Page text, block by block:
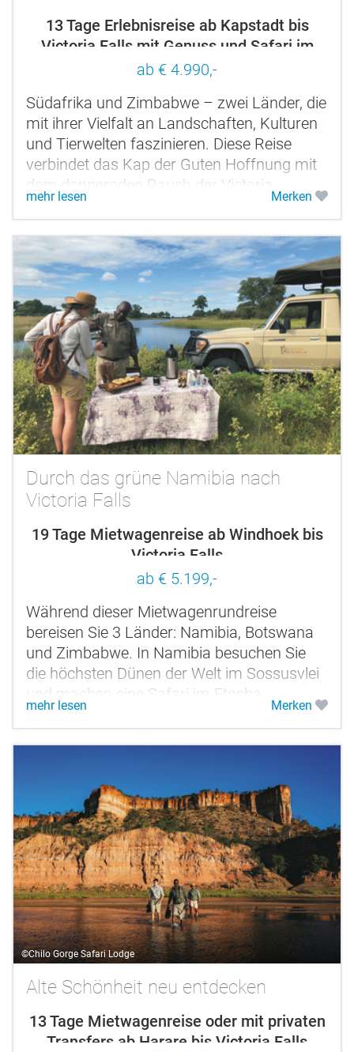
13 Tage Erlebnisreise ab Kapstadt bis
Victoria Falls mit Genuss und Safari im
südlichen Afrika
ab € 4.990,-
Südafrika und Zimbabwe – zwei Länder, die
mit ihrer Vielfalt an Landschaften, Kulturen
und Tierwelten faszinieren. Diese Reise
verbindet das Kap der Guten Hoffnung mit
dem donnernden Rauch der Victoria
Wasserfälle und den unberührten...
mehr lesen Merken
Durch das grüne Namibia nach
Victoria Falls
19 Tage Mietwagenreise ab Windhoek bis
Victoria Falls
ab € 5.199,-
Während dieser Mietwagenrundreise
bereisen Sie 3 Länder: Namibia, Botswana
und Zimbabwe. In Namibia besuchen Sie
die höchsten Dünen der Welt im Sossusvlei
und machen eine Safari im Etosha
Nationalpark. Sie reisen durch die grüne...
mehr lesen Merken
©Chilo Gorge Safari Lodge
Alte Schönheit neu entdecken
13 Tage Mietwagenreise oder mit privaten
Transfers ab Harare bis Victoria Falls